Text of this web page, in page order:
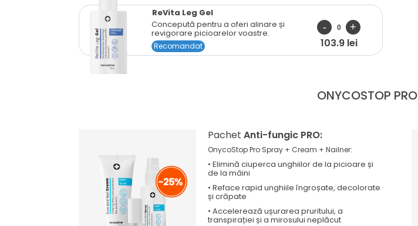
ReVita Leg Gel
Concepută pentru a oferi alinare și
revigorare picioarelor voastre.
Recomandat 103.9 lei
ONYCOSTOP PRO
PachetAnti-fungic PRO:
OnycoStop Pro Spray + Cream + Nailner:
•Eliminăciuperca unghiilor de la picioare și
de la mâini
•Refacerapid unghiile îngroșate, decolorate
și crăpate
•Accelereazăușurarea pruritului, a
transpirației și a mirosului neplăcut